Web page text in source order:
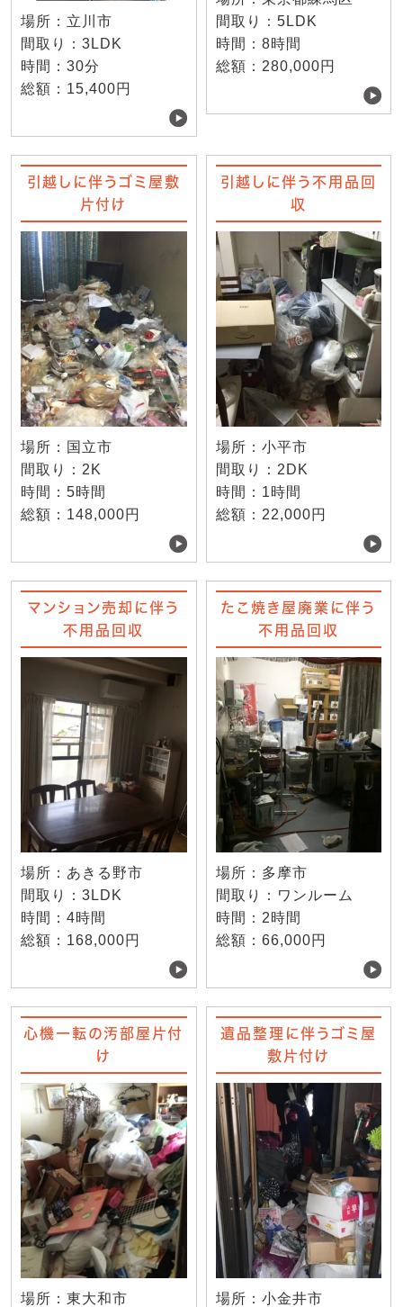
場所：立川市
間取り：3LDK
時間：30分
総額：15,400円
間取り：5LDK
時間：8時間
総額：280,000円
引越しに伴うゴミ屋敷
片付け
場所：国立市
間取り：2K
時間：5時間
総額：148,000円
引越しに伴う不用品回
収
場所：小平市
間取り：2DK
時間：1時間
総額：22,000円
マンション売却に伴う
不用品回収
場所：あきる野市
間取り：3LDK
時間：4時間
総額：168,000円
たこ焼き屋廃業に伴う
不用品回収
場所：多摩市
間取り：ワンルーム
時間：2時間
総額：66,000円
心機一転の汚部屋片付
け
場所：東大和市
遺品整理に伴うゴミ屋
敷片付け
場所：小金井市